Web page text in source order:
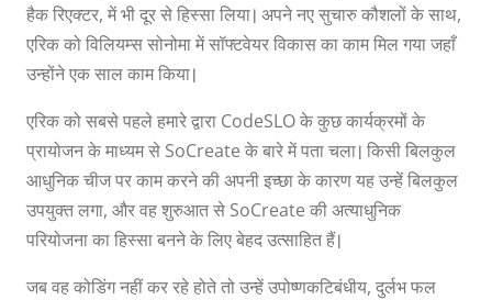
हैक रिएक्टर, में भी दूर से हिस्सा लिया। अपने नए सुचारु कौशलों के साथ,
एरिक को विलियम्स सोनोमा में सॉफ्टवेयर विकास का काम मिल गया जहाँ
उन्होंने एक साल काम किया।
एरिक को सबसे पहले हमारे द्वारा CodeSLO के कुछ कार्यक्रमों के
प्रायोजन के माध्यम से SoCreate के बारे में पता चला। किसी बिलकुल
आधुनिक चीज पर काम करने की अपनी इच्छा के कारण यह उन्हें बिलकुल
उपयुक्त लगा, और वह शुरुआत से SoCreate की अत्याधुनिक
परियोजना का हिस्सा बनने के लिए बेहद उत्साहित हैं।
जब वह कोडिंग नहीं कर रहे होते तो उन्हें उपोष्णकटिबंधीय, दुर्लभ फल